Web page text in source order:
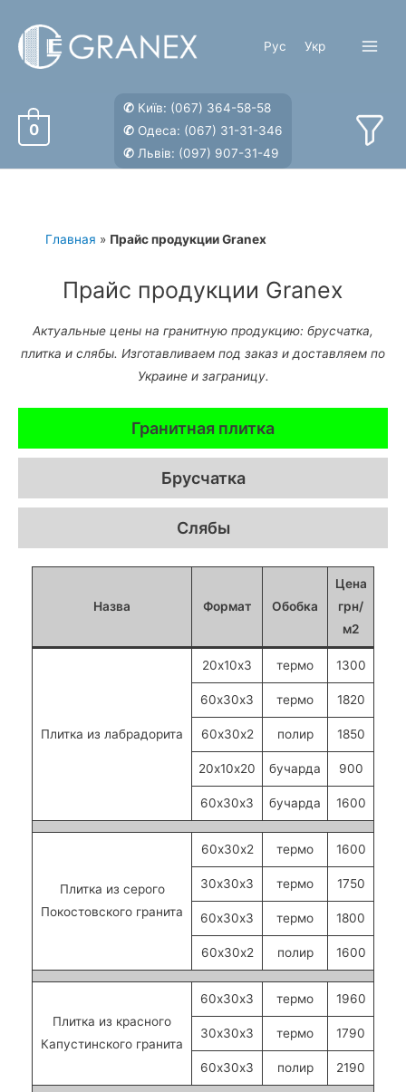
содержимому
Рус Укр
0
✆ Київ: (067) 364-58-58
✆ Одеса: (067) 31-31-346
✆ Львів: (097) 907-31-49
Главная » Прайс продукции Granex
Прайс продукции Granex
Актуальные цены на гранитную продукцию: брусчатка,
плитка и слябы. Изготавливаем под заказ и доставляем по
Украине и заграницу.
Гранитная плитка
Брусчатка
Слябы
Назва Формат Обобка
Цена
грн/
м2
Плитка из лабрадорита
20х10х3 термо 1300
60х30х3 термо 1820
60х30х2 полир 1850
20х10х20 бучарда 900
60х30х3 бучарда 1600
Плитка из серого
Покостовского гранита
60х30х2 термо 1600
30х30х3 термо 1750
60х30х3 термо 1800
60х30х2 полир 1600
Плитка из красного
Капустинского гранита
60х30х3 термо 1960
30х30х3 термо 1790
60х30х3 полир 2190